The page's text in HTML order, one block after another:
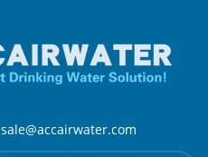
sale@accairwater.com